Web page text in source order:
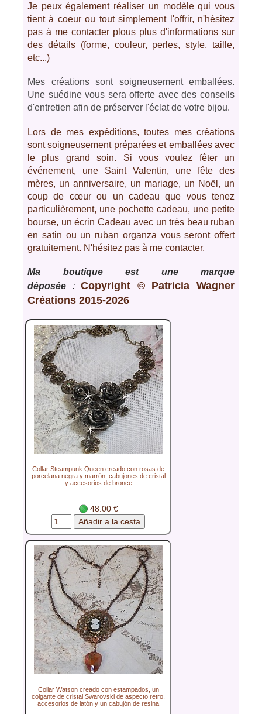
Je peux également réaliser un modèle qui vous
tient à coeur ou tout simplement l'offrir, n'hésitez
pas à me contacter plous plus d'informations sur
des détails (forme, couleur, perles, style, taille,
etc...)
Mes créations sont soigneusement emballées.
Une suédine vous sera offerte avec des conseils
d'entretien afin de préserver l'éclat de votre bijou.
Lors de mes expéditions, toutes mes créations
sont soigneusement préparées et emballées avec
le plus grand soin. Si vous voulez fêter un
événement, une Saint Valentin, une fête des
mères, un anniversaire, un mariage, un Noël, un
coup de cœur ou un cadeau que vous tenez
particulièrement, une pochette cadeau, une petite
bourse, un écrin Cadeau avec un très beau ruban
en satin ou un ruban organza vous seront offert
gratuitement. N'hésitez pas à me contacter.
Ma boutique est une marque
déposée :
Copyright © Patricia Wagner
Créations 2015-2026
Collar Steampunk Queen creado con rosas de
porcelana negra y marrón, cabujones de cristal
y accesorios de bronce
48.00 €
Collar Watson creado con estampados, un
colgante de cristal Swarovski de aspecto retro,
accesorios de latón y un cabujón de resina